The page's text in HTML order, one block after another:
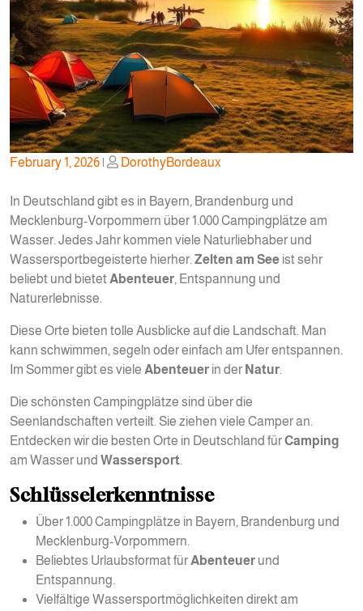
Posted
February 1, 2026 | Posted
DorothyBordeaux
In Deutschland gibt es in Bayern, Brandenburg und
Mecklenburg-Vorpommern über 1.000 Campingplätze am
Wasser. Jedes Jahr kommen viele Naturliebhaber und
Wassersportbegeisterte hierher. Zelten am See ist sehr
beliebt und bietet Abenteuer, Entspannung und
Naturerlebnisse.
Diese Orte bieten tolle Ausblicke auf die Landschaft. Man
kann schwimmen, segeln oder einfach am Ufer entspannen.
Im Sommer gibt es viele Abenteuer in der Natur.
Die schönsten Campingplätze sind über die
Seenlandschaften verteilt. Sie ziehen viele Camper an.
Entdecken wir die besten Orte in Deutschland fürCamping
am Wasser und Wassersport.
Schlüsselerkenntnisse
Über 1.000 Campingplätze in Bayern, Brandenburg und
Mecklenburg-Vorpommern.
Beliebtes Urlaubsformat für Abenteuer und
Entspannung.
Vielfältige Wassersportmöglichkeiten direkt am